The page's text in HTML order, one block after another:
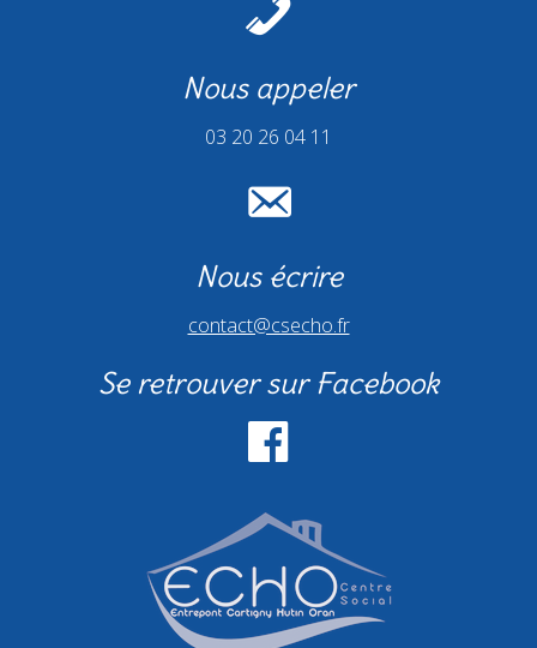
Nous appeler
03 20 26 04 11
Nous écrire
contact@csecho.fr
Se retrouver sur Facebook